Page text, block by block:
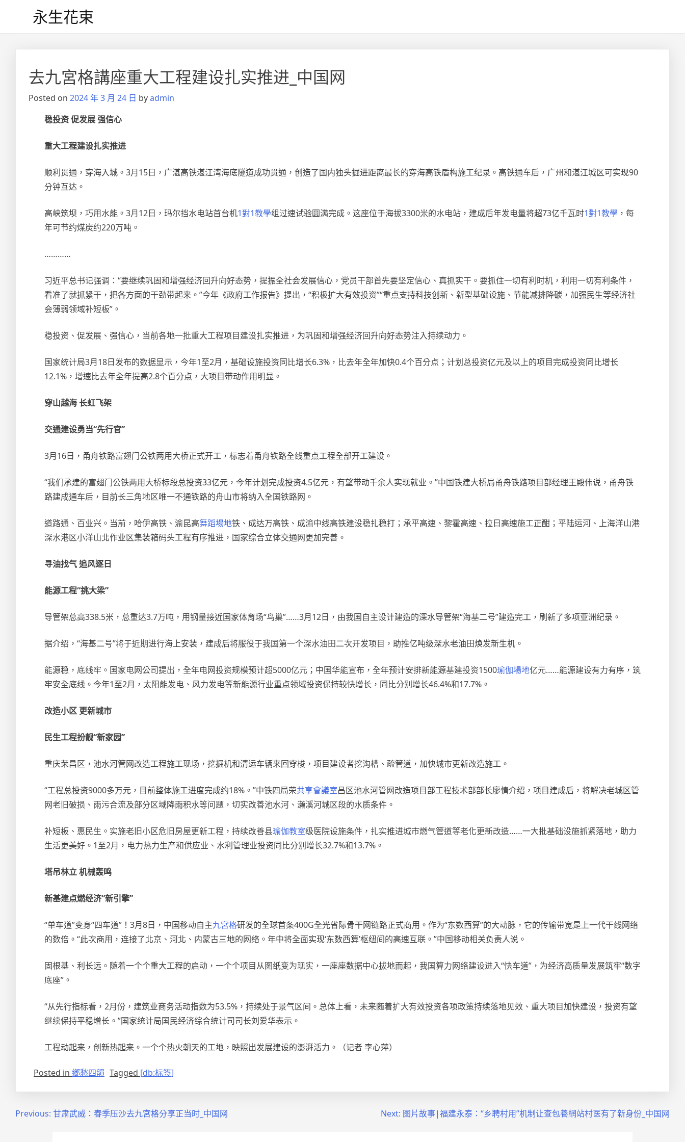
永生花束
去九宮格講座重大工程建设扎实推进_中国网
Posted on 2024 年 3 月 24 日 byadmin
稳投资 促发展 强信心
重大工程建设扎实推进
顺利贯通，穿海入城。3月15日，广湛高铁湛江湾海底隧道成功贯通，创造了国内独头掘进距离最长的穿海高铁盾构施工纪录。高铁通车后，广州和湛江城区可实现90
分钟互达。
高峡筑坝，巧用水能。3月12日，玛尔挡水电站首台机1對1教學组过速试验圆满完成。这座位于海拔3300米的水电站，建成后年发电量将超73亿千瓦时1對1教學 ，每
年可节约煤炭约220万吨。
…………
习近平总书记强调：“要继续巩固和增强经济回升向好态势，提振全社会发展信心，党员干部首先要坚定信心、真抓实干。要抓住一切有利时机，利用一切有利条件，
看准了就抓紧干，把各方面的干劲带起来。”今年《政府工作报告》提出，“积极扩大有效投资”“重点支持科技创新、新型基础设施、节能减排降碳，加强民生等经济社
会薄弱领域补短板”。
稳投资、促发展、强信心，当前各地一批重大工程项目建设扎实推进，为巩固和增强经济回升向好态势注入持续动力。
国家统计局3月18日发布的数据显示，今年1至2月，基础设施投资同比增长6.3%，比去年全年加快0.4个百分点；计划总投资亿元及以上的项目完成投资同比增长
12.1%，增速比去年全年提高2.8个百分点，大项目带动作用明显。
穿山越海 长虹飞架
交通建设勇当“先行官”
3月16日，甬舟铁路富翅门公铁两用大桥正式开工，标志着甬舟铁路全线重点工程全部开工建设。
“我们承建的富翅门公铁两用大桥标段总投资33亿元，今年计划完成投资4.5亿元，有望带动千余人实现就业。”中国铁建大桥局甬舟铁路项目部经理王殿伟说，甬舟铁
路建成通车后，目前长三角地区唯一不通铁路的舟山市将纳入全国铁路网。
道路通、百业兴。当前，哈伊高铁、渝昆高舞蹈場地铁、成达万高铁、成渝中线高铁建设稳扎稳打；承平高速、黎霍高速、拉日高速施工正酣；平陆运河、上海洋山港
深水港区小洋山北作业区集装箱码头工程有序推进，国家综合立体交通网更加完善。
寻油找气 追风逐日
能源工程“挑大梁”
导管架总高338.5米，总重达3.7万吨，用钢量接近国家体育场“鸟巢”……3月12日，由我国自主设计建造的深水导管架“海基二号”建造完工，刷新了多项亚洲纪录。
据介绍，“海基二号”将于近期进行海上安装，建成后将服役于我国第一个深水油田二次开发项目，助推亿吨级深水老油田焕发新生机。
能源稳，底线牢。国家电网公司提出，全年电网投资规模预计超5000亿元；中国华能宣布，全年预计安排新能源基建投资1500瑜伽場地亿元……能源建设有力有序，筑
牢安全底线。今年1至2月，太阳能发电、风力发电等新能源行业重点领域投资保持较快增长，同比分别增长46.4%和17.7%。
改造小区 更新城市
民生工程扮靓“新家园”
重庆荣昌区，池水河管网改造工程施工现场，挖掘机和清运车辆来回穿梭，项目建设者挖沟槽、疏管道，加快城市更新改造施工。
“工程总投资9000多万元，目前整体施工进度完成约18%。”中铁四局荣共享會議室昌区池水河管网改造项目部工程技术部部长廖情介绍，项目建成后，将解决老城区管
网老旧破损、雨污合流及部分区域降雨积水等问题，切实改善池水河、濑溪河城区段的水质条件。
补短板、惠民生。实施老旧小区危旧房屋更新工程，持续改善县瑜伽教室级医院设施条件，扎实推进城市燃气管道等老化更新改造……一大批基础设施抓紧落地，助力
生活更美好。1至2月，电力热力生产和供应业、水利管理业投资同比分别增长32.7%和13.7%。
塔吊林立 机械轰鸣
新基建点燃经济“新引擎”
“单车道”变身“四车道”！3月8日，中国移动自主九宮格研发的全球首条400G全光省际骨干网链路正式商用。作为“东数西算”的大动脉，它的传输带宽是上一代干线网络
的数倍。“此次商用，连接了北京、河北、内蒙古三地的网络。年中将全面实现‘东数西算’枢纽间的高速互联。”中国移动相关负责人说。
固根基、利长远。随着一个个重大工程的启动，一个个项目从图纸变为现实，一座座数据中心拔地而起，我国算力网络建设进入“快车道”，为经济高质量发展筑牢“数字
底座”。
“从先行指标看，2月份，建筑业商务活动指数为53.5%，持续处于景气区间。总体上看，未来随着扩大有效投资各项政策持续落地见效、重大项目加快建设，投资有望
继续保持平稳增长。”国家统计局国民经济综合统计司司长刘爱华表示。
工程动起来，创新热起来。一个个热火朝天的工地，映照出发展建设的澎湃活力。（记者 李心萍）
Posted in 鄉愁四韻 Tagged [db:标签]
Previous: 甘肃武威：春季压沙去九宮格分享正当时_中国网 Next: 图片故事|福建永泰：“乡聘村用”机制让查包養網站村医有了新身份_中国网